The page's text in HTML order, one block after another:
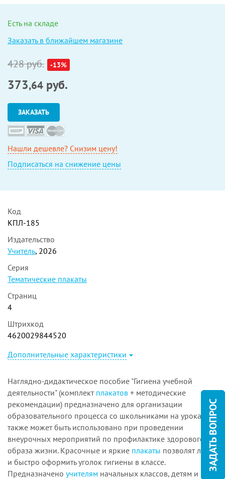
Есть на складе
Заказать в ближайшем магазине
428 руб. -13%
373,64 руб.
ЗАКАЗАТЬ
Нашли дешевле? Снизим цену!
Подписаться на снижение цены
Код
КПЛ-185
Издательство
Учитель, 2026
Серия
Тематические плакаты
Страниц
4
Штрихкод
4620029844520
Дополнительные характеристики
Наглядно-дидактическое пособие "Гигиена учебной
деятельности" (комплект плакатов + методические
рекомендации) предназначено для организации
образовательного процесса со школьниками на уроках, а
также может быть использовано при проведении
внеурочных мероприятий по профилактике здорового
образа жизни. Красочные и яркие плакаты позволят легко
и быстро оформить уголок гигиены в классе.
Предназначено учителям начальных классов, детям и
ЗАДАТЬ ВОПРОС